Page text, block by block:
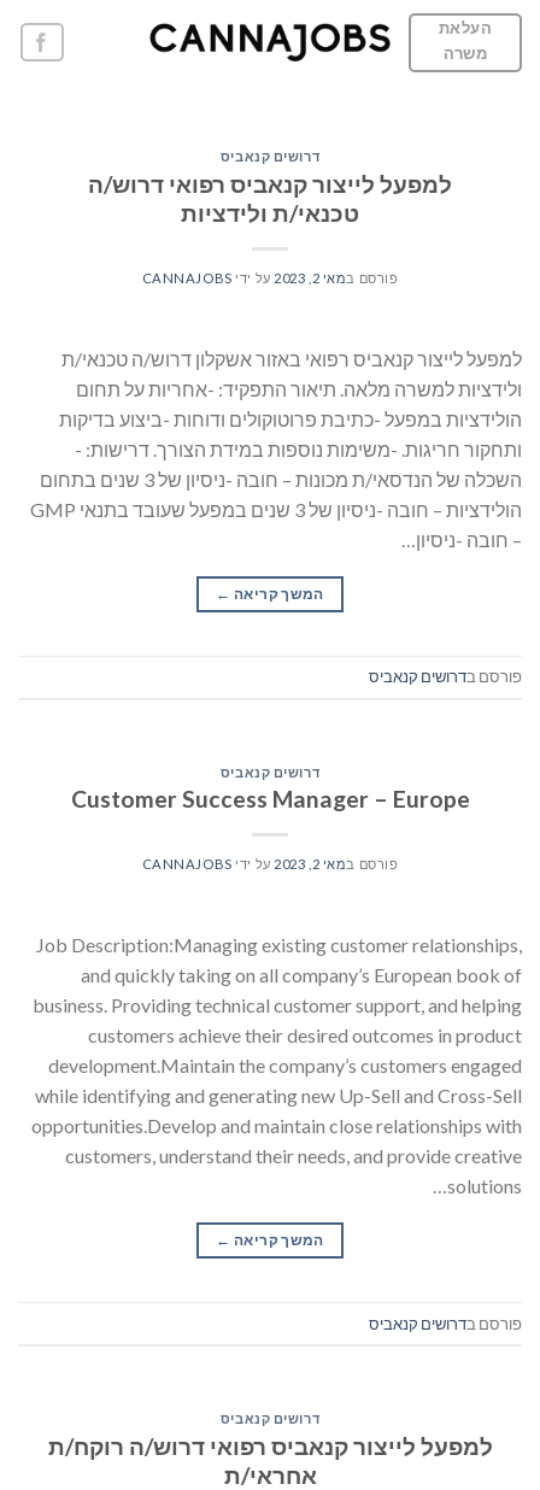
Skip
content
העלאת
משרה
דרושים קנאביס
למפעל לייצור קנאביס רפואי דרוש/ה
טכנאי/ת ולידציות
פורסם במאי 2, 2023 על ידי CANNAJOBS
למפעל לייצור קנאביס רפואי באזור אשקלון דרוש/ה טכנאי/ת
ולידציות למשרה מלאה. תיאור התפקיד: -אחריות על תחום
הולידציות במפעל -כתיבת פרוטוקולים ודוחות -ביצוע בדיקות
ותחקור חריגות. -משימות נוספות במידת הצורך. דרישות: -
השכלה של הנדסאי/ת מכונות – חובה -ניסיון של 3 שנים בתחום
הולידציות – חובה -ניסיון של 3 שנים במפעל שעובד בתנאי GMP
– חובה -ניסיון…
המשך קריאה →
פורסם בדרושים קנאביס
דרושים קנאביס
Customer Success Manager – Europe
פורסם במאי 2, 2023 על ידי CANNAJOBS
Job Description:Managing existing customer relationships,
and quickly taking on all company’s European book of
business. Providing technical customer support, and helping
customers achieve their desired outcomes in product
development.Maintain the company’s customers engaged
while identifying and generating new Up-Sell and Cross-Sell
opportunities.Develop and maintain close relationships with
customers, understand their needs, and provide creative
solutions…
המשך קריאה →
פורסם בדרושים קנאביס
דרושים קנאביס
למפעל לייצור קנאביס רפואי דרוש/ה רוקח/ת
אחראי/ת